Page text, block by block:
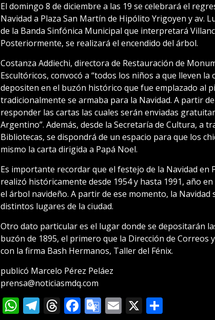
El domingo 8 de diciembre a las 19 se celebrará el
Navidad a Plaza San Martín de Hipólito Yrigoyen y av.
de la Banda Sinfónica Municipal que interpretará
Posteriormente, se realizará el encendido del árbol.
Costanza Addiechi, directora de Restauración de
Escultóricos, convocó a “todos los niños a que lleven la
depositen en el buzón histórico que fue emplazado al
tradicionalmente se armaba para la Navidad. A partir
responder las cartas las cuales serán enviadas
Argentino”. Además, desde la Secretaría de Cultura, a
Bibliotecas, se dispondrá de un espacio para que los
mismo la carta dirigida a Papá Noel.
Es importante recordar que el festejo de la Navidad en
realizó históricamente desde 1954 y hasta 1991, año
el árbol navideño. A partir de ese momento, la Navidad
distintos lugares de la ciudad.
Otro dato particular es el lugar donde se depositarán
buzón de 1895, el primero que la Dirección de Correos
con la firma Bash Hermanos, Taller del Fénix.
publicó Marcelo Pérez Peláez
prensa@noticiasmdq.com
WhatsApp
Telegram
Threads
Facebook
Google
Email
X